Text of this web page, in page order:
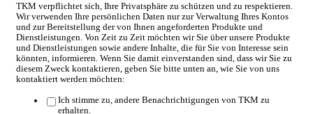
TKM verpflichtet sich, Ihre Privatsphäre zu schützen und zu respektieren.
Wir verwenden Ihre persönlichen Daten nur zur Verwaltung Ihres Kontos
und zur Bereitstellung der von Ihnen angeforderten Produkte und
Dienstleistungen. Von Zeit zu Zeit möchten wir Sie über unsere Produkte
und Dienstleistungen sowie andere Inhalte, die für Sie von Interesse sein
könnten, informieren. Wenn Sie damit einverstanden sind, dass wir Sie zu
diesem Zweck kontaktieren, geben Sie bitte unten an, wie Sie von uns
kontaktiert werden möchten:
Ich stimme zu, andere Benachrichtigungen von TKM zu
erhalten.